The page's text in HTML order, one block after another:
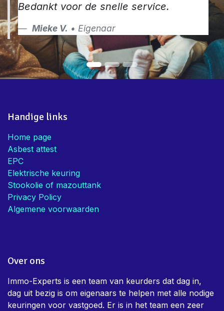
Bedankt voor de snelle service.
Mieke V. • Eigenaar
Handige links
Home page
Asbest attest
EPC
Elektrische keuring
Stookolie of mazouttank
Privacy Policy
Algemene voorwaarden
Over ons
Immo-Experts is een team van keurders dat dag in,
dag uit bezig is om eigenaars te helpen met alle nodige
keuringen voor vastgoed. Er is in het team een zeer